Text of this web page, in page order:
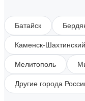
Батайск
Каменск-Шахтинский
Мелитополь
Другие города